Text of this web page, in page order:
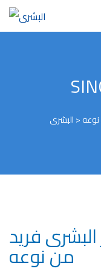
البشرى>
فريد
من نوعه